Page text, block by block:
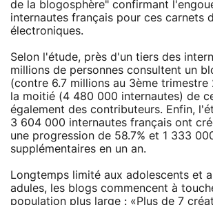
de la blogosphère" confirmant
internautes français pour ces carnets
électroniques.
Selon l'étude, près d'un tiers des
millions de personnes consultent un
(contre 6.7 millions au 3ème trimestre
la moitié (4 480 000 internautes) de
également des contributeurs. Enfin,
3 604 000 internautes français ont
une progression de 58.7% et 1 333
supplémentaires en un an.
Longtemps limité aux adolescents et
adules, les blogs commencent à
population plus large : «Plus de 7